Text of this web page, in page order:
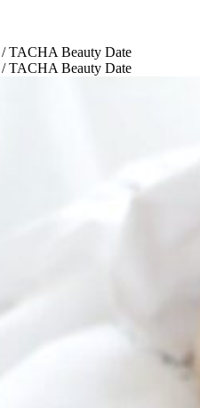
/ TACHA Beauty Date
/ TACHA Beauty Date